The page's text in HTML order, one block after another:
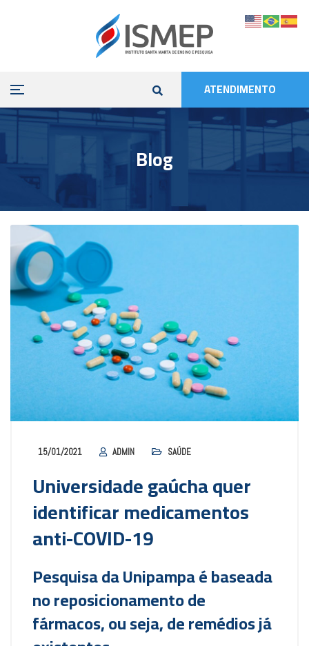
ATENDIMENTO
Blog
15/01/2021 ADMIN SAÚDE
Universidade gaúcha quer
identificar medicamentos
anti-COVID-19
Pesquisa da Unipampa é baseada
no reposicionamento de
fármacos, ou seja, de remédios já